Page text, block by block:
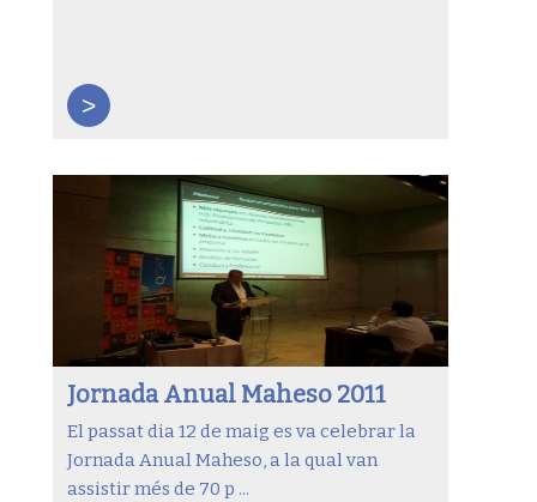
>
Jornada Anual Maheso 2011
El passat dia 12 de maig es va celebrar la
Jornada Anual Maheso, a la qual van
assistir més de 70 p ...